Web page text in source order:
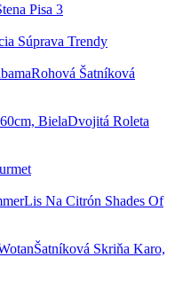
Pisa 3
Súprava Trendy
Rohová Šatníková
Dvojitá Roleta
Lis Na Citrón Shades Of
Šatníková Skriňa Karo,